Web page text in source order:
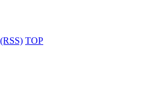
TOP